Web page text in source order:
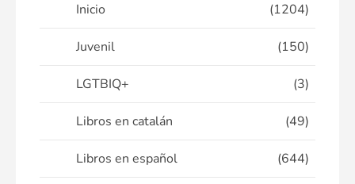
Inicio (1204)
Juvenil (150)
LGTBIQ+ (3)
Libros en catalán (49)
Libros en español (644)